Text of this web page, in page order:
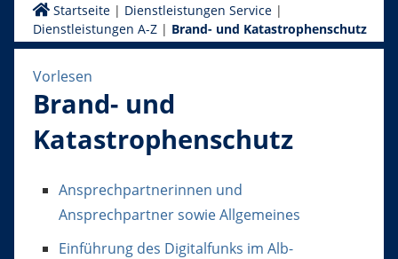
Startseite| Dienstleistungen Service|
Dienstleistungen A-Z| Brand- und Katastrophenschutz
Vorlesen
Brand- und
Katastrophenschutz
Ansprechpartnerinnen und
Ansprechpartner sowie Allgemeines
Einführung des Digitalfunks im Alb-